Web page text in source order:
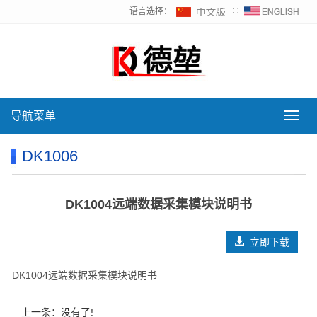
语言选择： ∷
导
导航菜单
DK1006
DK1004远端数据采集模块说明书
立即下载
DK1004远端数据采集模块说明书
上一条：没有了!